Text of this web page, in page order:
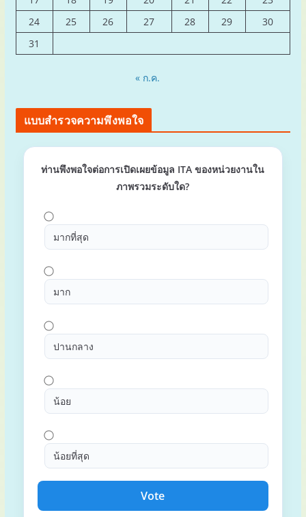
24
25 26 27 28 29
30
31
« ก.ค.
แบบสำรวจความพึงพอใจ
ท่านพึงพอใจต่อการเปิดเผยข้อมูล ITA ของหน่วยงานใน
ภาพรวมระดับใด?
มากที่สุด
มาก
ปานกลาง
น้อย
น้อยที่สุด